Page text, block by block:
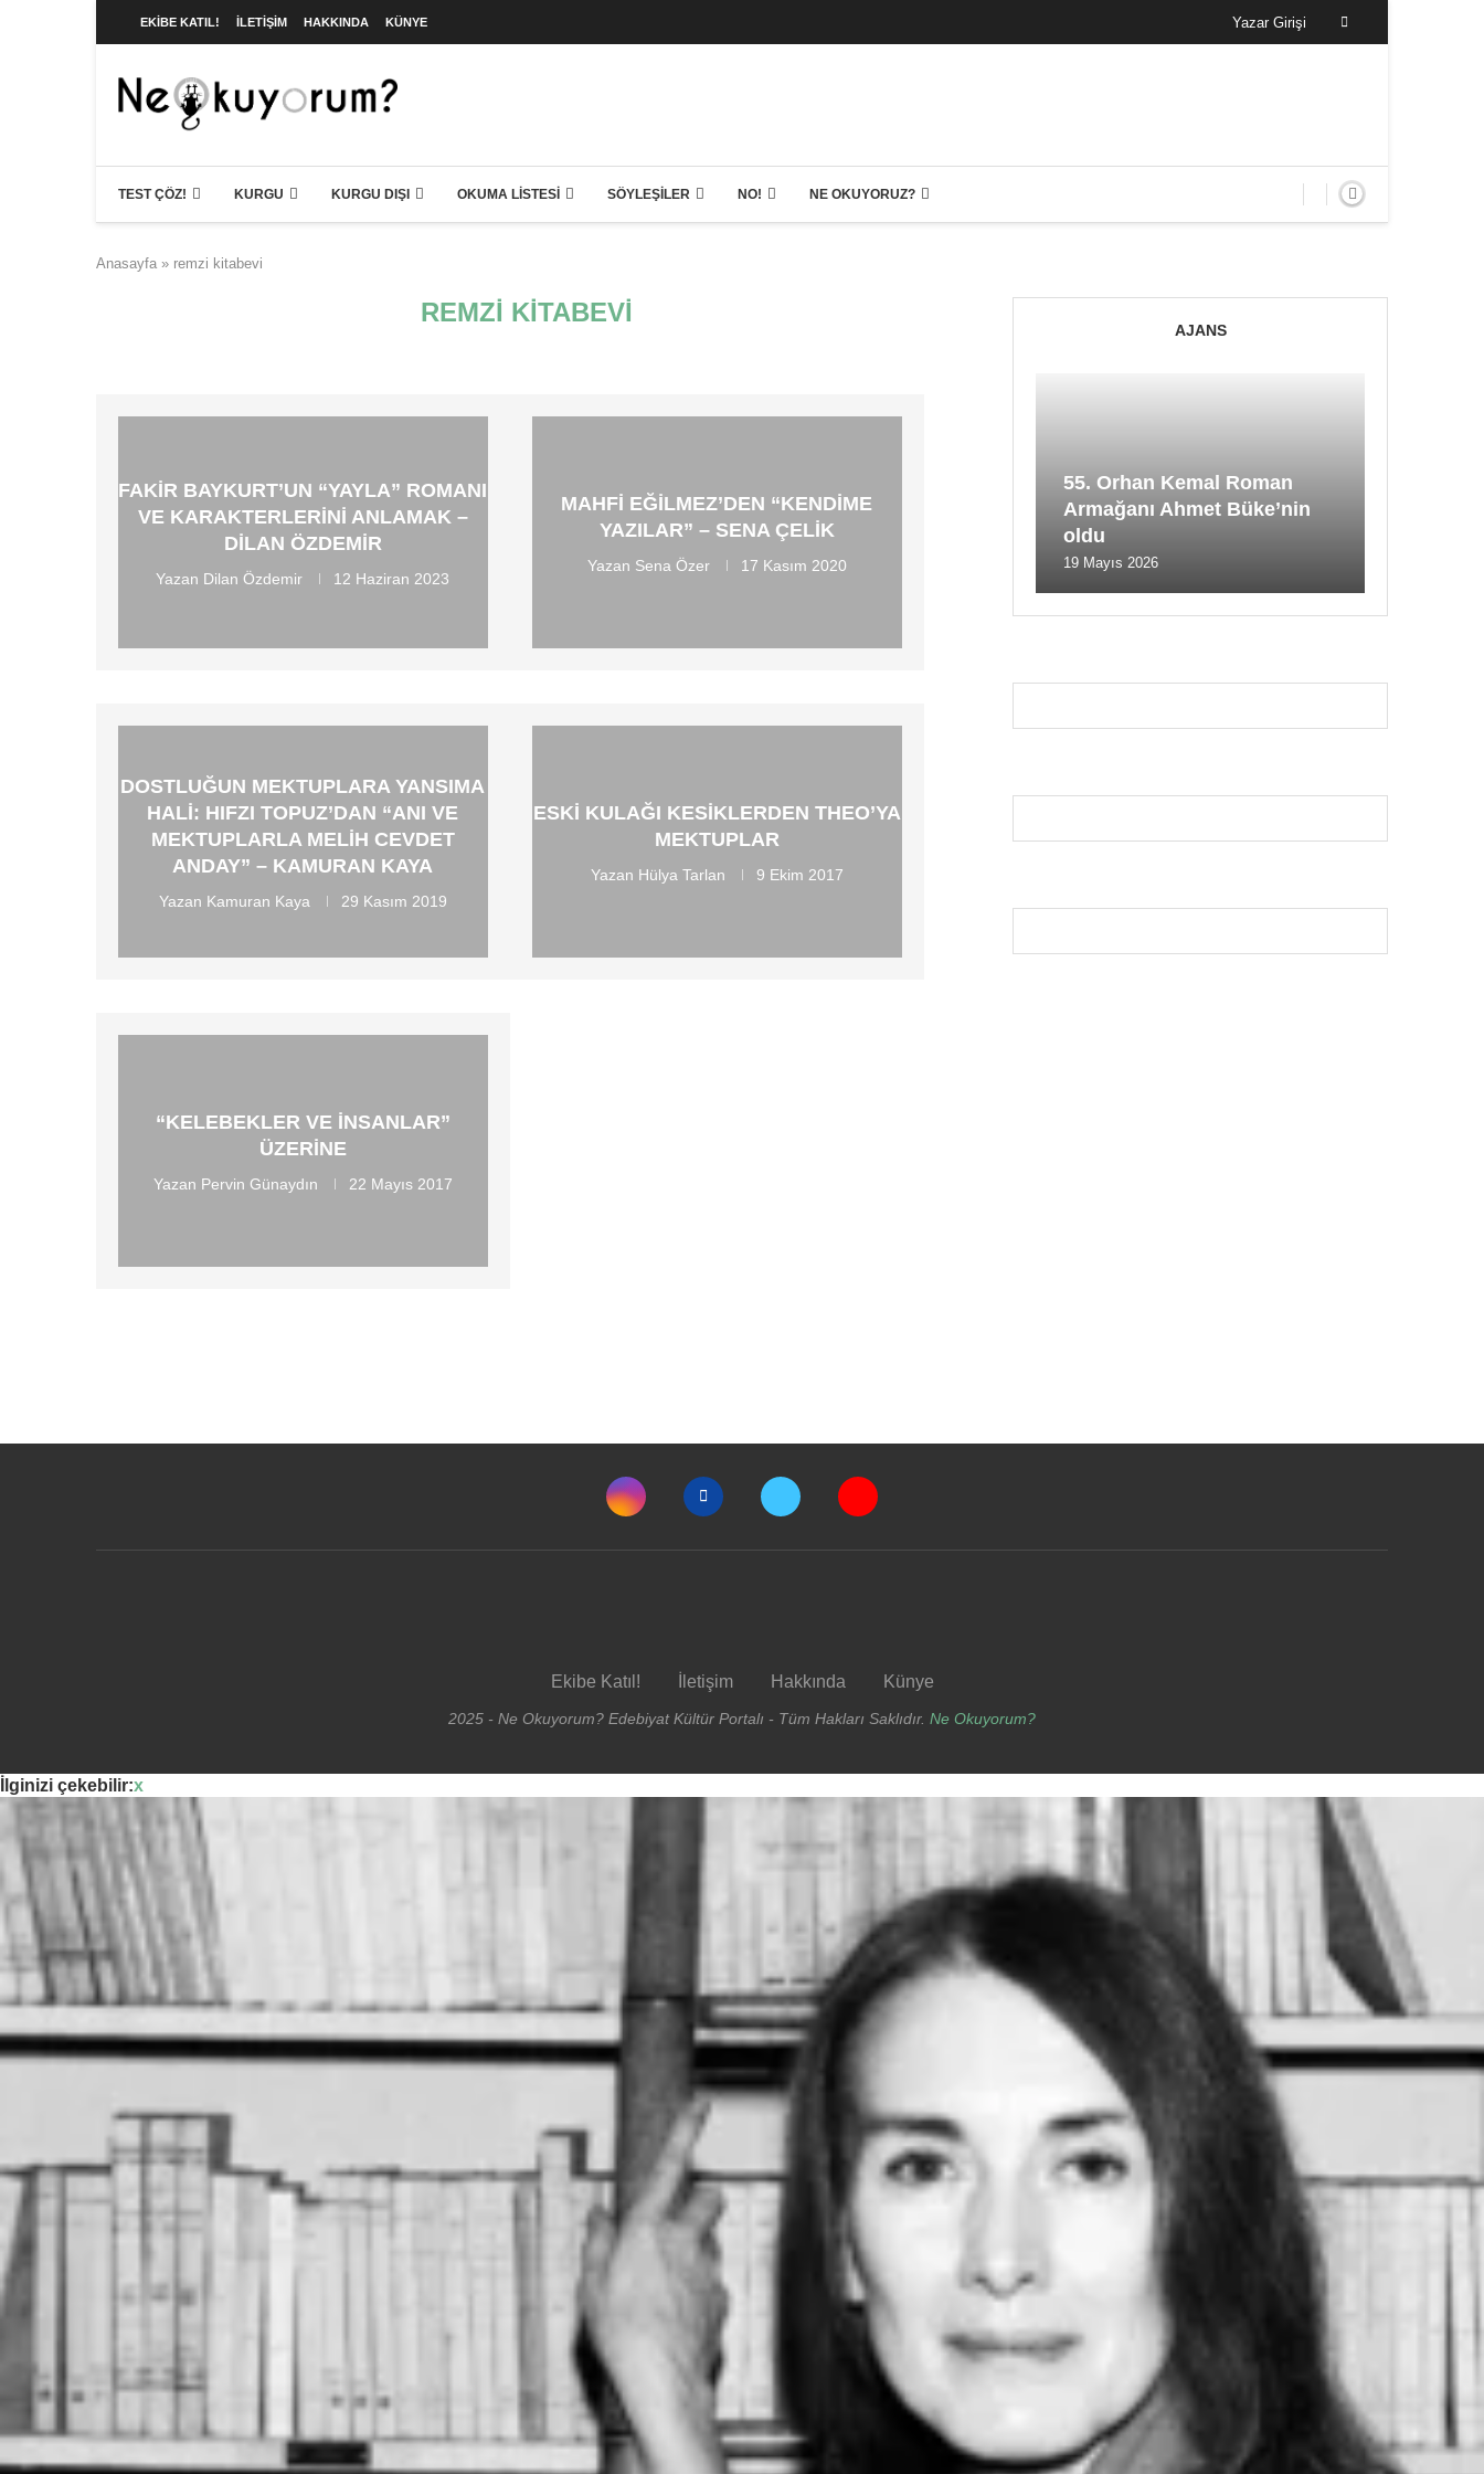
EKIBE KATIL! İLETIŞIM HAKKINDA KÜNYE Yazar Girişi
TEST ÇÖZ! KURGU KURGU DIŞI OKUMA LISTESI SÖYLEŞILER NO! NE OKUYORUZ?
Anasayfa » remzi kitabevi
REMZI KITABEVI
FAKIR BAYKURT’UN “YAYLA” ROMANI
VE KARAKTERLERINI ANLAMAK –
DILAN ÖZDEMIR
Yazan Dilan Özdemir 12 Haziran 2023
MAHFI EĞILMEZ’DEN “KENDIME
YAZILAR” – SENA ÇELIK
Yazan Sena Özer 17 Kasım 2020
DOSTLUĞUN MEKTUPLARA YANSIMA
HALI: HIFZI TOPUZ’DAN “ANI VE
MEKTUPLARLA MELIH CEVDET
ANDAY” – KAMURAN KAYA
Yazan Kamuran Kaya 29 Kasım 2019
ESKI KULAĞI KESIKLERDEN THEO’YA
MEKTUPLAR
Yazan Hülya Tarlan 9 Ekim 2017
“KELEBEKLER VE İNSANLAR”
ÜZERINE
Yazan Pervin Günaydın 22 Mayıs 2017
AJANS
55. Orhan Kemal Roman
Armağanı Ahmet Büke’nin
oldu
19 Mayıs 2026
Ekibe Katıl! İletişim Hakkında Künye
2025 - Ne Okuyorum? Edebiyat Kültür Portalı - Tüm Hakları Saklıdır. Ne Okuyorum?
İlginizi çekebilir:x